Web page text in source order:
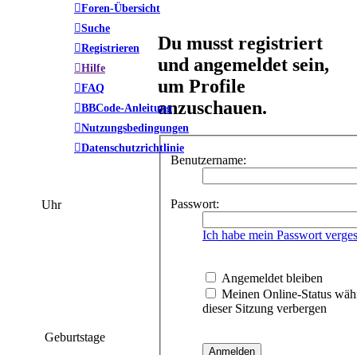
Du musst registriert
und angemeldet sein,
um Profile
anzuschauen.
Benutzername:
Passwort:
Ich habe mein Passwort
Angemeldet bleiben
Meinen Online-Status
dieser Sitzung verbergen
Foren-Übersicht
Suche
Registrieren
Hilfe
FAQ
BBCode-Anleitung
Nutzungsbedingungen
Datenschutzrichtlinie
Uhr
Geburtstage